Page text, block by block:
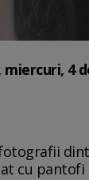
4
fotografii
cu pantofi